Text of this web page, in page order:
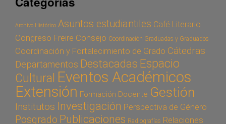
Archivo Histórico Asuntos estudiantiles Café Literario
Congreso Freire Consejo Coordinación Graduadas y Graduados
Coordinación y Fortalecimiento de Grado Cátedras
Departamentos Destacadas Espacio
Cultural Eventos Académicos
Extensión Formación Docente Gestión
Institutos Investigación Perspectiva de Género
Posgrado Publicaciones Radiografías Relaciones